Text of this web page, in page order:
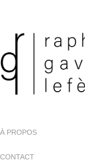
À PROPOS
CONTACT